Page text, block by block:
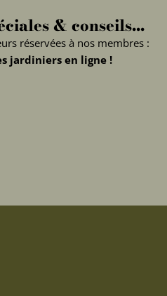
& conseils...
réservées à nos membres :
jardiniers en ligne !